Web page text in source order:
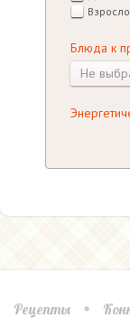
Блюда к
Не
Рецепты